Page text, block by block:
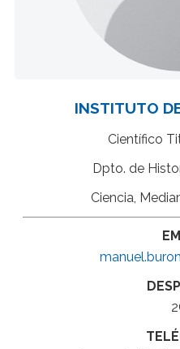
INSTITUTO
Científico
Dpto. de
Ciencia,